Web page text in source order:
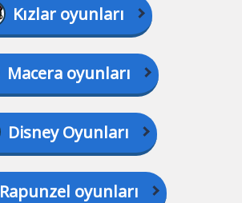
Kızlar oyunları
Macera oyunları
Disney Oyunları
Rapunzel oyunları